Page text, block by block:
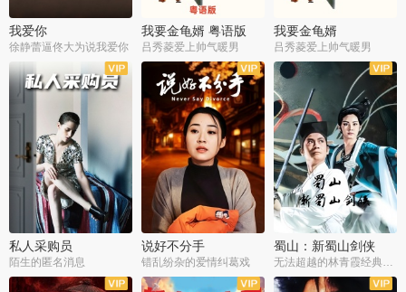
我爱你
徐静蕾逼佟大为说我爱你
我要金龟婿 粤语版
吕秀菱爱上帅气暖男
我要金龟婿
吕秀菱爱上帅气暖男
私人采购员
陌生的匿名消息
说好不分手
错乱纷杂的爱情纠葛戏
蜀山：新蜀山剑侠
无法超越的林青霞经典角色